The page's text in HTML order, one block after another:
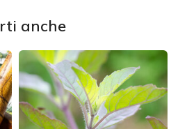
anche